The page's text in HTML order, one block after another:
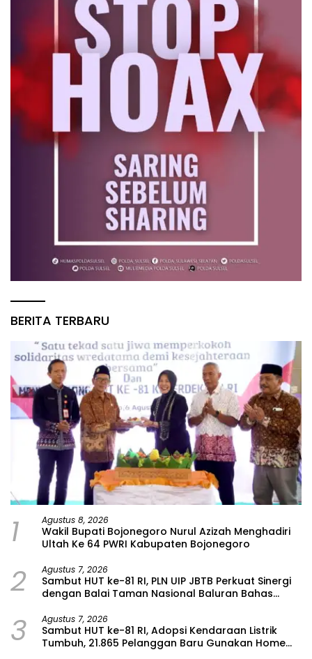
BERITA TERBARU
1 Agustus 8, 2026
Wakil Bupati Bojonegoro Nurul Azizah Menghadiri
Ultah Ke 64 PWRI Kabupaten Bojonegoro
2 Agustus 7, 2026
Sambut HUT ke-81 RI, PLN UIP JBTB Perkuat Sinergi
dengan Balai Taman Nasional Baluran Bahas
Watudodol/Kalipuro
3 Agustus 7, 2026
Sambut HUT ke-81 RI, Adopsi Kendaraan Listrik
Tumbuh, 21.865 Pelanggan Baru Gunakan Home